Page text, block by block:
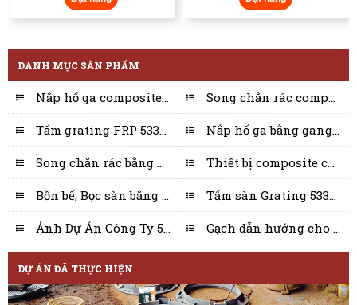
DANH MỤC SẢN PHẨM
Nắp hố ga composite thông dụng 53304 Song chắn rác composite thông dụng 53304
Tấm grating FRP 53304 Nắp hố ga bằng gang 53304
Song chắn rác bằng gang 53304 Thiết bị composite cho ngành điện 53304
Bồn bể, Bọc sàn bằng Composite 53304 Tấm sàn Grating 53304
Ảnh Dự Án Công Ty 53304 Gạch dẫn hướng cho người khiếm thị 53304
DỰ ÁN ĐÃ THỰC HIỆN